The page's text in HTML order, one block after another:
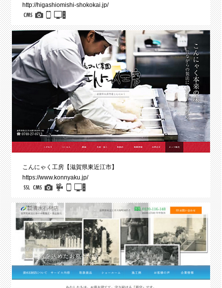
http://higashiomishi-shokokai.jp/
こんにゃく工房【滋賀県東近江市】
https://www.konnyaku.jp/